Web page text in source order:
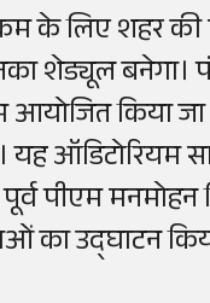
के लिए शहर
शेड्यूल बनेगा।
किया जा
ऑडिटोरियम
पूर्व पीएम
का उद्घाटन